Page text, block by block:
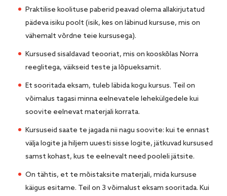
Praktilise koolituse paberid peavad olema allakirjutatud
pädeva isiku poolt (isik, kes on läbinud kursuse, mis on
vähemalt võrdne teie kursusega).
Kursused sisaldavad teooriat, mis on kooskõlas Norra
reeglitega, väikseid teste ja lõpueksamit.
Et sooritada eksam, tuleb läbida kogu kursus. Teil on
võimalus tagasi minna eelnevatele lehekülgedele kui
soovite eelnevat materjali korrata.
Kursuseid saate te jagada nii nagu soovite: kui te ennast
välja logite ja hiljem uuesti sisse logite, jätkuvad kursused
samst kohast, kus te eelnevalt need pooleli jätsite.
On tähtis, et te mõistaksite materjali, mida kursuse
käigus esitame. Teil on 3 võimalust eksam sooritada. Kui